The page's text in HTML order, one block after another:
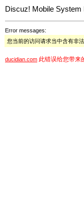
Discuz! Mobile System
Error messages:
您当前的访问请求当中含有非
ducidian.com 此错误给您带来